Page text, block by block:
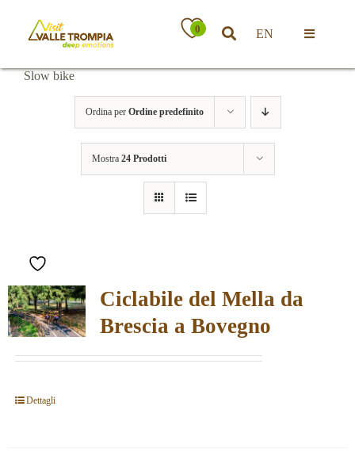
contenuto
0 EN
Toggle
Eventi
Slow bike
Ordina per Ordine predefinito
Mostra 24 Prodotti
Ciclabile del Mella da
Brescia a Bovegno
Dettagli